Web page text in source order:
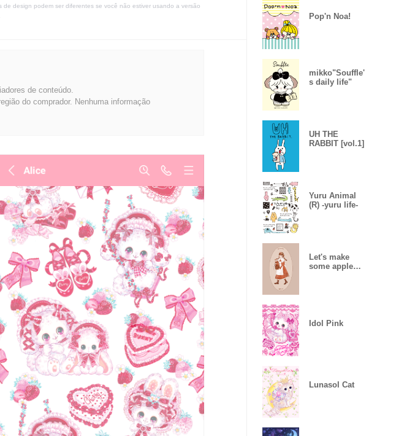
de design podem ser diferentes se você não estiver usando a versão
de conteúdo.
do comprador. Nenhuma informação
Pop'n Noa!
mikko"Souffle'
s daily life"
UH THE
RABBIT [vol.1]
Yuru Animal
(R) -yuru life-
Let's make
some apple
Idol Pink
Lunasol Cat